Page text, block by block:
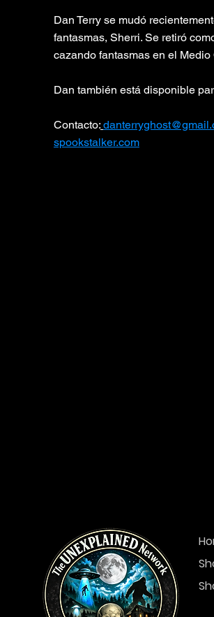
Dan Terry se mudó
fantasmas, Sherri. Se retiró
cazando fantasmas en el
Dan también está disponible
Contacto:
spookstalker.com